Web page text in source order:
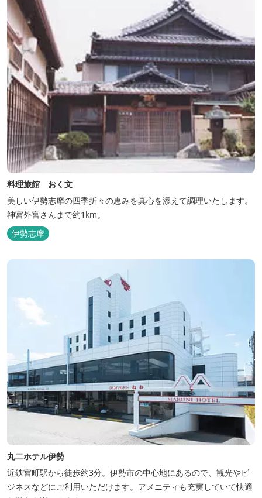
料理旅館 おく文
美しい伊勢志摩の四季折々の恵みを真心を添えて調理いたします。
神宮外宮さんまで約1km。
伊勢志摩
丸二ホテル伊勢
近鉄宮町駅から徒歩約3分。伊勢市の中心地にあるので、観光やビ
ジネスなどにご利用いただけます。アメニティも充実していて快適